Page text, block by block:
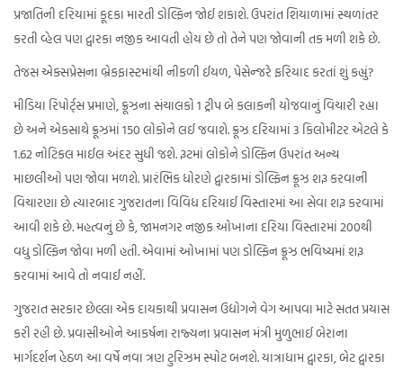
પ્રજાતિની દરિયામાં કૂદકા મારતી ડોલ્ફિન જોઈ શકાશે. ઉપરાંત શિયાળામાં સ્થળાંતર
કરતી વ્હેલ પણ દ્વારકા નજીક આવતી હોય છે તો તેને પણ જોવાની તક મળી શકે છે.
તેજસ એક્સપ્રેસના બ્રેકફાસ્ટમાંથી નીકળી ઈયળ, પેસેન્જરે ફરિયાદ કરતાં શું કહ્યું?
મીડિયા રિપોર્ટ્સ પ્રમાણે, ક્રૂઝના સંચાલકો 1 ટ્રીપ બે કલાકની યોજવાનું વિચારી રહ્યા
છે અને એકસાથે ક્રૂઝમાં 150 લોકોને લઈ જવાશે. ક્રૂઝ દરિયામાં 3 કિલોમીટર એટલે કે
1.62 નોટિકલ માઈલ અંદર સુધી જશે. રૂટમાં લોકોને ડોલ્ફિન ઉપરાંત અન્ય
માછલીઓ પણ જોવા મળશે. પ્રારંભિક ધોરણે દ્વારકામાં ડોલ્ફિન ક્રૂઝ શરૂ કરવાની
વિચારણા છે ત્યારબાદ ગુજરાતના વિવિધ દરિયાઈ વિસ્તારમાં આ સેવા શરૂ કરવામાં
આવી શકે છે. મહત્વનું છે કે, જામનગર નજીક ઓખાના દરિયા વિસ્તારમાં 200થી
વધુ ડોલ્ફિન જોવા મળી હતી. એવામાં ઓખામાં પણ ડોલ્ફિન ક્રૂઝ ભવિષ્યમાં શરૂ
કરવામાં આવે તો નવાઈ નહીં.
ગુજરાત સરકાર છેલ્લા એક દાયકાથી પ્રવાસન ઉદ્યોગને વેગ આપવા માટે સતત પ્રયાસ
કરી રહી છે. પ્રવાસીઓને આકર્ષના રાજ્યના પ્રવાસન મંત્રી મુળુભાઈ બેરાના
માર્ગદર્શન હેઠળ આ વર્ષે નવા ત્રણ ટુરિઝમ સ્પોટ બનશે. યાત્રાધામ દ્વારકા, બેટ દ્વારકા